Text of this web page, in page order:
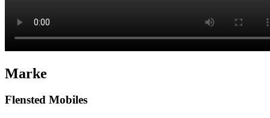
Marke
Flensted Mobiles